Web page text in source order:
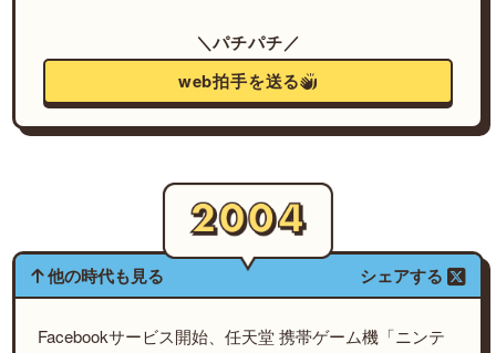
＼パチパチ／
web拍手を送る
他の時代も見る シェアする
Facebookサービス開始、任天堂 携帯ゲーム機「ニンテ